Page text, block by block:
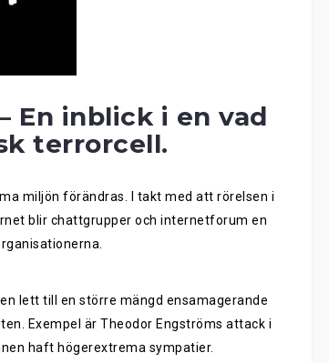
En inblick i en vad
terrorcell.
miljön förändras. I takt med att rörelsen i
blir chattgrupper och internetforum en
lett till en större mängd ensamagerande
Exempel är Theodor Engströms attack i
haft högerextrema sympatier.